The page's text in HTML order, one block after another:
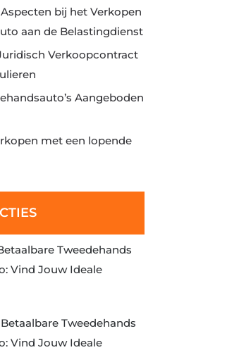
bij het Verkopen
aan de Belastingdienst
Verkoopcontract
Aangeboden
met een lopende
Tweedehands
Vind Jouw Ideale
Betaalbare Tweedehands
Vind Jouw Ideale